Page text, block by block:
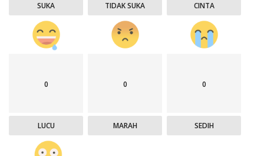
SUKA TIDAK SUKA CINTA
0
LUCU
0
MARAH
0
SEDIH